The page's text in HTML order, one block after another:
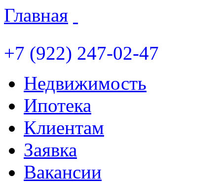
Главная
+7 (922) 247-02-47
Недвижимость
Ипотека
Клиентам
Заявка
Вакансии